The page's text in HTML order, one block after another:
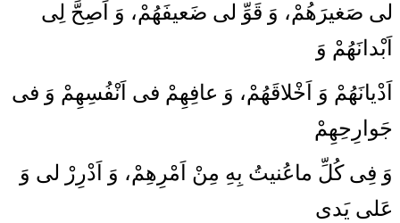
لى صَغيرَهُمْ، وَ قَوِّ لى ضَعيفَهُمْ، وَ اَصِحَّ لِى
اَبْدانَهُمْ وَ
اَدْيانَهُمْ وَ اَخْلاقَهُمْ، وَ عافِهِمْ فى اَنْفُسِهِمْ وَ فى
جَوارِحِهِمْ
وَ فِى كُلِّ ماعُنيتُ بِهِ مِنْ اَمْرِهِمْ، وَ اَدْرِرْ لى وَ
عَلى‏ يَدى